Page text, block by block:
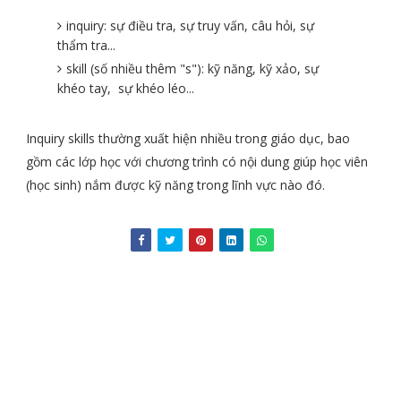
inquiry: sự điều tra, sự truy vấn, câu hỏi, sự
thẩm tra...
skill (số nhiều thêm "s"): kỹ năng, kỹ xảo, sự
khéo tay, sự khéo léo...
Inquiry skills thường xuất hiện nhiều trong giáo dục, bao
gồm các lớp học với chương trình có nội dung giúp học viên
(học sinh) nắm được kỹ năng trong lĩnh vực nào đó.